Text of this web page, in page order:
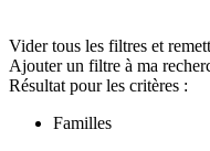
Vider tous les filtres et
Ajouter un filtre à ma
Résultat pour les critères :
Familles